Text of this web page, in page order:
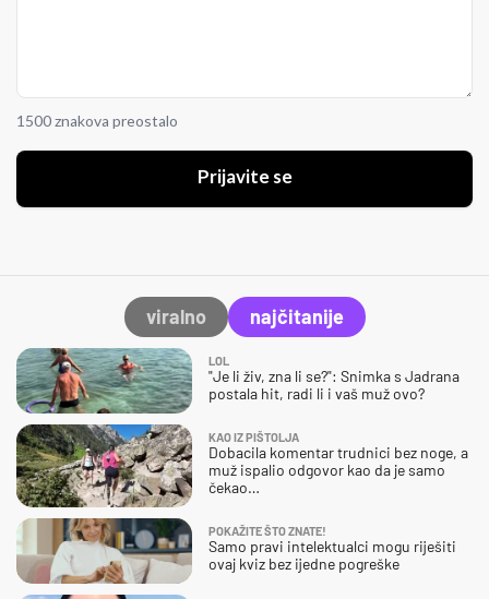
1500 znakova preostalo
Prijavite se
viralno najčitanije
LOL
"Je li živ, zna li se?": Snimka s Jadrana
postala hit, radi li i vaš muž ovo?
KAO IZ PIŠTOLJA
Dobacila komentar trudnici bez noge, a
muž ispalio odgovor kao da je samo
čekao…
POKAŽITE ŠTO ZNATE!
Samo pravi intelektualci mogu riješiti
ovaj kviz bez ijedne pogreške